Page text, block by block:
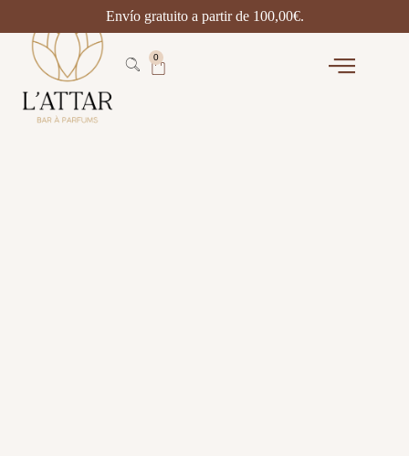
0
Envío gratuito a partir de 100,00€.